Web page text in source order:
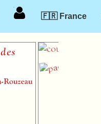
🇫🇷 France